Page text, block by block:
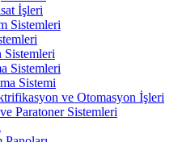
İşleri
Sistemleri
Sistemleri
Sistemleri
Sistemi
ve Otomasyon İşleri
Paratoner Sistemleri